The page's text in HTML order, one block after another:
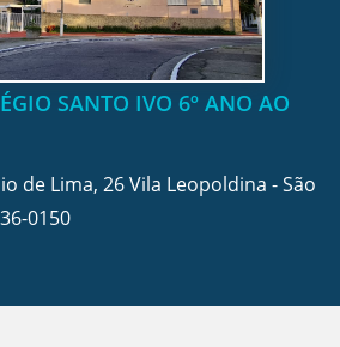
SANTO IVO 6º ANO AO
de Lima, 26 Vila Leopoldina - São
0150